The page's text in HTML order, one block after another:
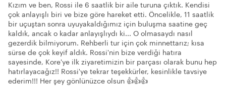
Kızım ve ben, Rossi ile 6 saatlik bir aile turuna çıktık. Kendisi
çok anlayışlı biri ve bize göre hareket etti. Öncelikle, 11 saatlik
bir uçuştan sonra uyuyakaldığımız için buluşma saatine geç
kaldık, ancak o kadar anlayışlıydı ki... O olmasaydı nasıl
gezerdik bilmiyorum. Rehberli tur için çok minnettarız; kısa
sürse de çok keyif aldık. Rossi'nin bize verdiği hatıra
sayesinde, Kore'ye ilk ziyaretimizin bir parçası olarak bunu hep
hatırlayacağız!! Rossi'ye tekrar teşekkürler, kesinlikle tavsiye
ederim!!! Her şey gönlünüzce olsun 👍👍👍